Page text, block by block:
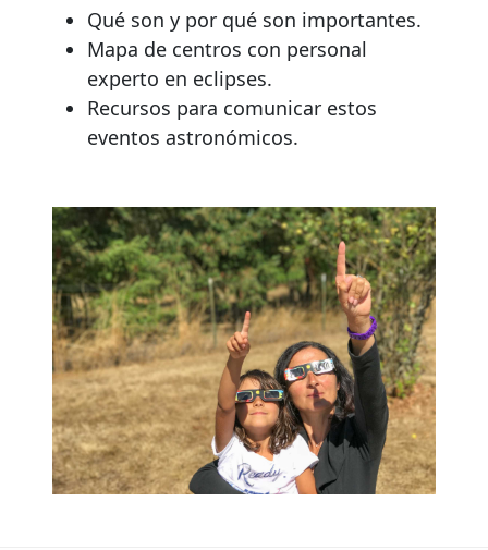
Qué son y por qué son importantes.
Mapa de centros con personal
experto en eclipses.
Recursos para comunicar estos
eventos astronómicos.